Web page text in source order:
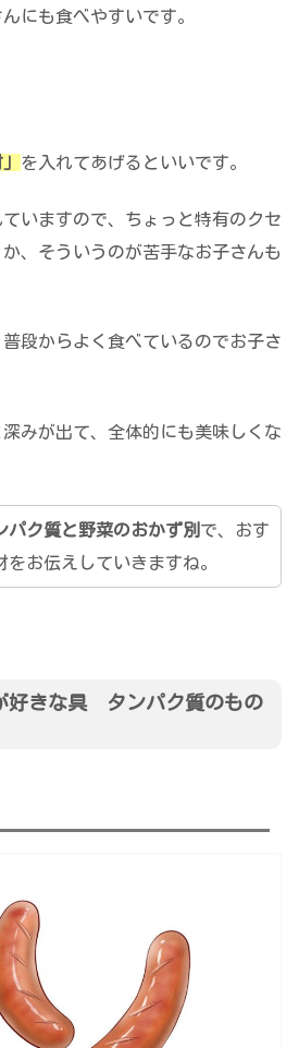
にも食べやすいです。
を入れてあげるといいです。
いますので、ちょっと特有のクセ
、そういうのが苦手なお子さんも
段からよく食べているのでお子さ
みが出て、全体的にも美味しくな
パク質と野菜のおかず別 で、おす
をお伝えしていきますね。
好きな具 タンパク質のもの